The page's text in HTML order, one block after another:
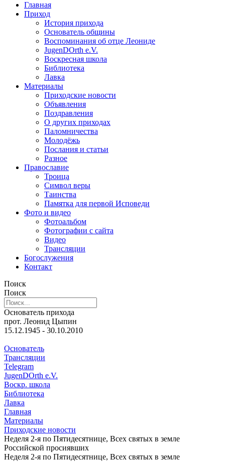
Главная
Приход
История прихода
Основатель общины
Воспоминания об отце Леониде
JugenDOrth e.V.
Воскресная школа
Библиотека
Лавка
Материалы
Приходские новости
Объявления
Поздравления
О других приходах
Паломничества
Молодёжь
Послания и статьи
Разное
Православие
Троица
Символ веры
Таинства
Памятка для первой Исповеди
Фото и видео
Фотоальбом
Фотографии с сайта
Видео
Трансляции
Богослужения
Контакт
Поиск
Поиск
Основатель прихода
прот. Леонид Цыпин
15.12.1945 - 30.10.2010
Основатель
Трансляции
Telegram
JugenDOrth e.V.
Воскр. школа
Библиотека
Лавка
Главная
Материалы
Приходские новости
Неделя 2-я по Пятидесятнице, Всех святых в земле
Российской просиявших
Неделя 2-я по Пятидесятнице, Всех святых в земле